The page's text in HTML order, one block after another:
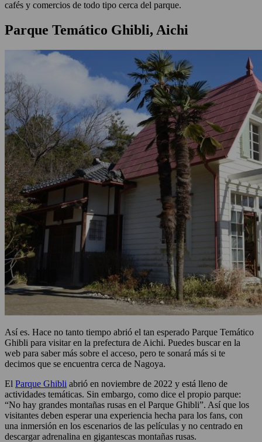
cafés y comercios de todo tipo cerca del parque.
Parque Temático Ghibli, Aichi
Así es. Hace no tanto tiempo abrió el tan esperado Parque Temático
Ghibli para visitar en la prefectura de Aichi. Puedes buscar en la
web para saber más sobre el acceso, pero te sonará más si te
decimos que se encuentra cerca de Nagoya.
El Parque Ghibli abrió en noviembre de 2022 y está lleno de
actividades temáticas. Sin embargo, como dice el propio parque:
“No hay grandes montañas rusas en el Parque Ghibli”. Así que los
visitantes deben esperar una experiencia hecha para los fans, con
una inmersión en los escenarios de las películas y no centrado en
descargar adrenalina en gigantescas montañas rusas.